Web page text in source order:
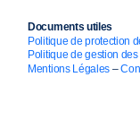
Documents utiles
Politique de protection
Politique de gestion
Mentions Légales –